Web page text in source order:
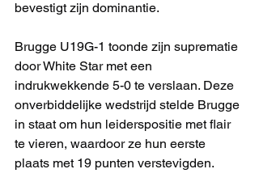
bevestigt zijn dominantie.
Brugge U19G-1 toonde zijn suprematie
door White Star met een
indrukwekkende 5-0 te verslaan. Deze
onverbiddelijke wedstrijd stelde Brugge
in staat om hun leiderspositie met flair
te vieren, waardoor ze hun eerste
plaats met 19 punten verstevigden.